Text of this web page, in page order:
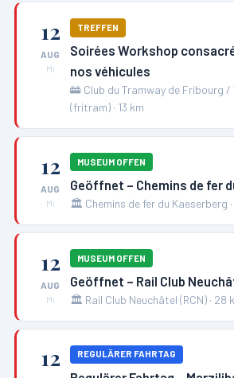
12
AUG
Mi
TREFFEN
Soirées Workshop
nos véhicules
🚋 Club du Tramway de Fribourg
(fritram) · 13 km
12
AUG
Mi
MUSEUM OFFEN
Geöffnet – Chemins de fer
🏛️ Chemins de fer du Kaeserberg ·
12
AUG
Mi
MUSEUM OFFEN
Geöffnet – Rail Club
🏛️ Rail Club Neuchâtel (RCN) · 28
12 REGULÄRER FAHRTAG